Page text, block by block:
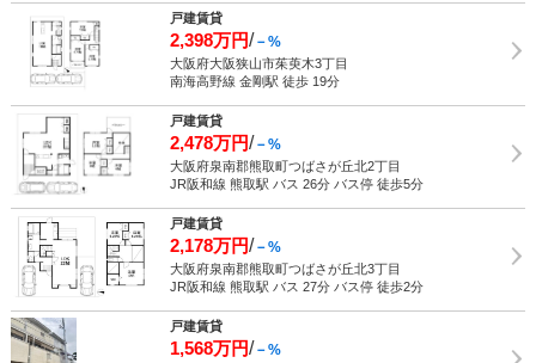
戸建賃貸
2,398万円/－%
大阪府大阪狭山市茱萸木3丁目
南海高野線 金剛駅 徒歩 19分
戸建賃貸
2,478万円/－%
大阪府泉南郡熊取町つばさが丘北2丁目
JR阪和線 熊取駅 バス 26分 バス停 徒歩5分
戸建賃貸
2,178万円/－%
大阪府泉南郡熊取町つばさが丘北3丁目
JR阪和線 熊取駅 バス 27分 バス停 徒歩2分
戸建賃貸
1,568万円/－%